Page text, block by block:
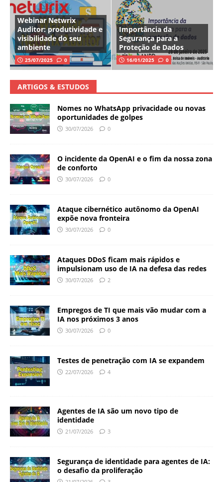
Webinar Netwrix
Auditor: produtividade e
visibilidade do seu
ambiente
25/07/2025 0
Importância da
Segurança para a
Proteção de Dados
16/01/2025 0
ARTIGOS & ESTUDOS
Nomes no WhatsApp privacidade ou novas
oportunidades de golpes
30/07/2026 0
O incidente da OpenAI e o fim da nossa zona
de conforto
30/07/2026 0
Ataque cibernético autônomo da OpenAI
expõe nova fronteira
30/07/2026 0
Ataques DDoS ficam mais rápidos e
impulsionam uso de IA na defesa das redes
30/07/2026 2
Empregos de TI que mais vão mudar com a
IA nos próximos 3 anos
30/07/2026 0
Testes de penetração com IA se expandem
22/07/2026 4
Agentes de IA são um novo tipo de
identidade
21/07/2026 3
Segurança de identidade para agentes de IA:
o desafio da proliferação